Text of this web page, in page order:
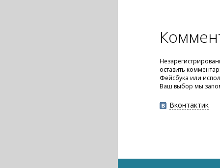
оставить
Фейсбука или
Ваш выбор мы
Вконтактик